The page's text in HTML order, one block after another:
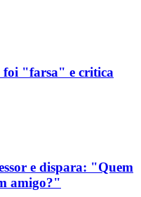
foi "farsa" e critica
e dispara: "Quem
amigo?"